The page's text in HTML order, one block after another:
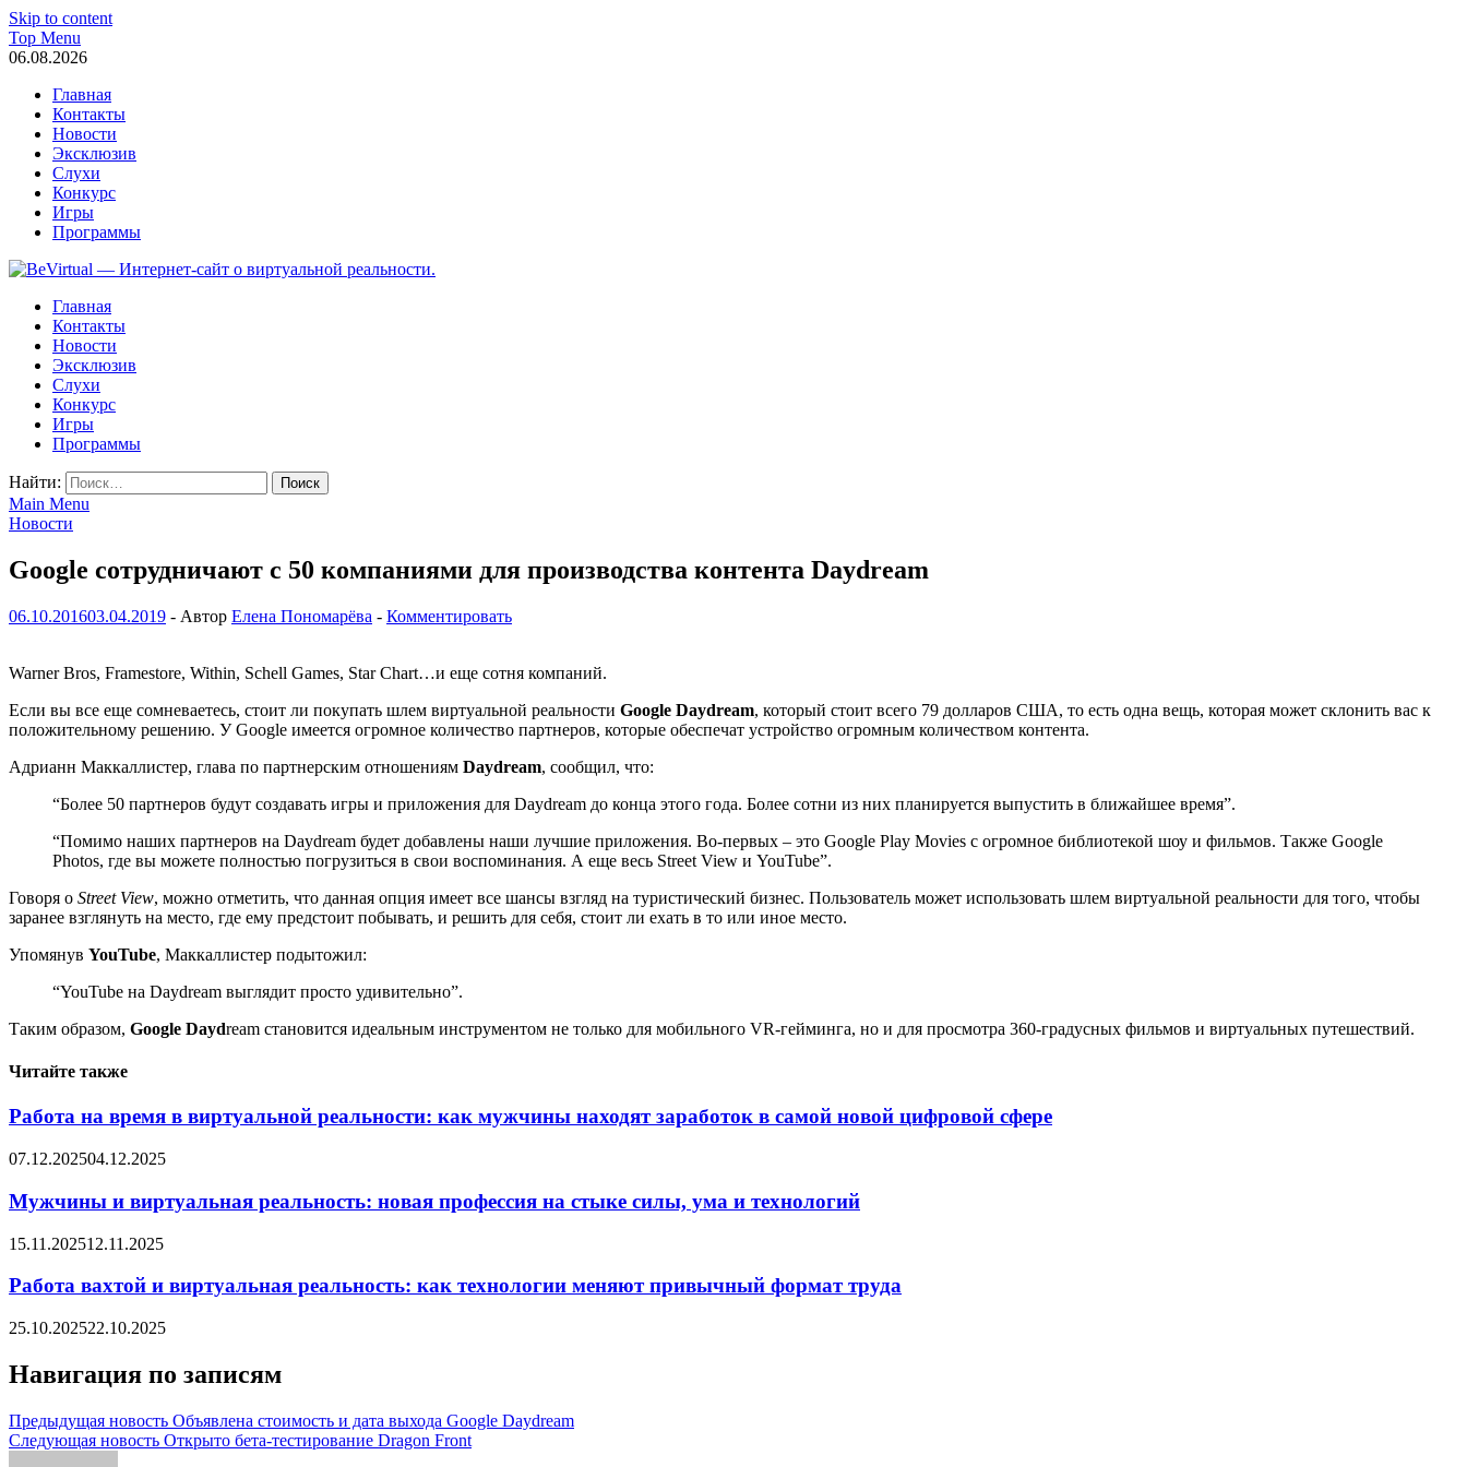
Skip to content
Top Menu
06.08.2026
Главная
Контакты
Новости
Эксклюзив
Слухи
Конкурс
Игры
Программы
BeVirtual — Интернет-сайт о виртуальной реальности.
один из первых порталов в Рунете, освещающих события в мире виртуальной реальности. Ежедневно мы публикуем актуальные новости о российских и мировых проектах, видео-заметки,
интервью с топовыми лицами мира VR.
Главная
Контакты
Новости
Эксклюзив
Слухи
Конкурс
Игры
Программы
Найти:
Main Menu
Новости
Google сотрудничают с 50 компаниями для производства контента Daydream
06.10.201603.04.2019 - Автор Елена Пономарёва - Комментировать
Warner Bros, Framestore, Within, Schell Games, Star Chart…и еще сотня компаний.
Если вы все еще сомневаетесь, стоит ли покупать шлем виртуальной реальности Google Daydream, который стоит всего 79 долларов США, то есть одна вещь, которая может склонить вас к
положительному решению. У Google имеется огромное количество партнеров, которые обеспечат устройство огромным количеством контента.
Адрианн Маккаллистер, глава по партнерским отношениям Daydream, сообщил, что:
“Более 50 партнеров будут создавать игры и приложения для Daydream до конца этого года. Более сотни из них планируется выпустить в ближайшее время”.
“Помимо наших партнеров на Daydream будет добавлены наши лучшие приложения. Во-первых – это Google Play Movies с огромное библиотекой шоу и фильмов. Также Google
Photos, где вы можете полностью погрузиться в свои воспоминания. А еще весь Street View и YouTube”.
Говоря о Street View, можно отметить, что данная опция имеет все шансы взгляд на туристический бизнес. Пользователь может использовать шлем виртуальной реальности для того, чтобы
заранее взглянуть на место, где ему предстоит побывать, и решить для себя, стоит ли ехать в то или иное место.
Упомянув YouTube, Маккаллистер подытожил:
“YouTube на Daydream выглядит просто удивительно”.
Таким образом, Google Daydream становится идеальным инструментом не только для мобильного VR-гейминга, но и для просмотра 360-градусных фильмов и виртуальных путешествий.
Читайте также
Работа на время в виртуальной реальности: как мужчины находят заработок в самой новой цифровой сфере
07.12.202504.12.2025
Мужчины и виртуальная реальность: новая профессия на стыке силы, ума и технологий
15.11.202512.11.2025
Работа вахтой и виртуальная реальность: как технологии меняют привычный формат труда
25.10.202522.10.2025
Навигация по записям
Предыдущая новость Объявлена стоимость и дата выхода Google Daydream
Следующая новость Открыто бета-тестирование Dragon Front